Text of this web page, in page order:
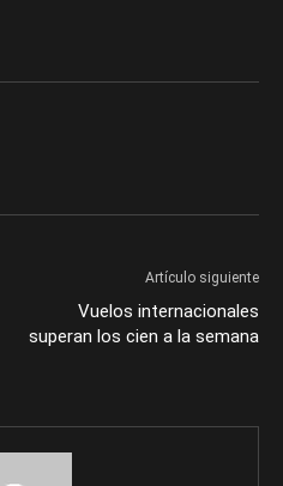
Artículo siguiente
Vuelos internacionales
superan los cien a la semana